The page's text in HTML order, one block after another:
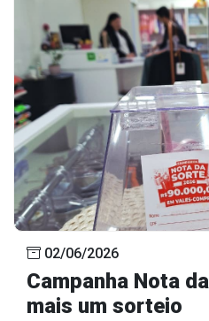
02/06/2026
Campanha Nota
mais um sorteio